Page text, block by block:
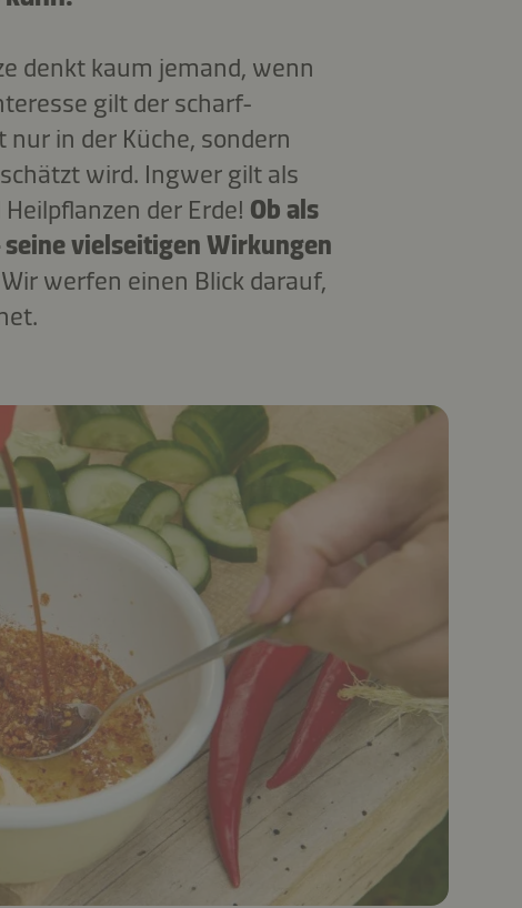
denkt kaum jemand, wenn
gilt der scharf-
in der Küche, sondern
wird. Ingwer gilt als
der Erde! Ob als
vielseitigen Wirkungen
Wir werfen einen Blick darauf,